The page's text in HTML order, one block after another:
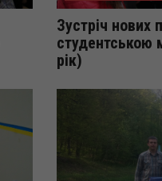
Зустріч нових
студентською
рік)